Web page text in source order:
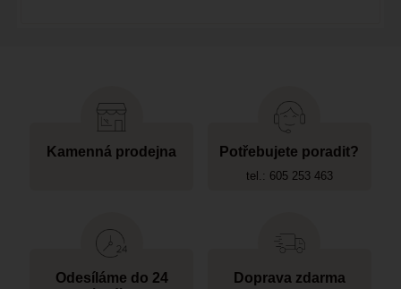
Kamenná prodejna Potřebujete poradit?
tel.: 605 253 463
Odesíláme do 24
Doprava zdarma